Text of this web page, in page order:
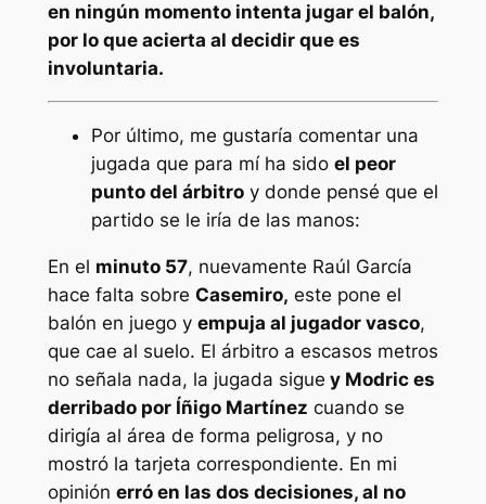
en ningún momento intenta jugar el balón,
por lo que acierta al decidir que es
involuntaria.
Por último, me gustaría comentar una
jugada que para mí ha sido el peor
punto del árbitroy donde pensé que el
partido se le iría de las manos:
En el minuto 57, nuevamente Raúl García
hace falta sobre Casemiro, este pone el
balón en juego y empuja al jugador vasco,
que cae al suelo. El árbitro a escasos metros
no señala nada, la jugada sigue y Modric es
derribado por Íñigo Martínez cuando se
dirigía al área de forma peligrosa, y no
mostró la tarjeta correspondiente. En mi
opinión erró en las dos decisiones, al no